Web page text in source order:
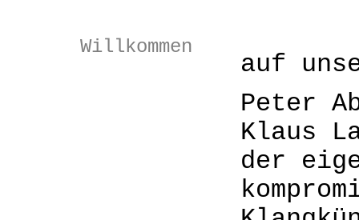
Willkommen
auf
Peter
Klaus
der